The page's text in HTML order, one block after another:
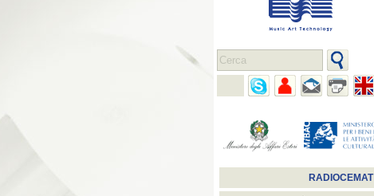
RADIOCEMAT